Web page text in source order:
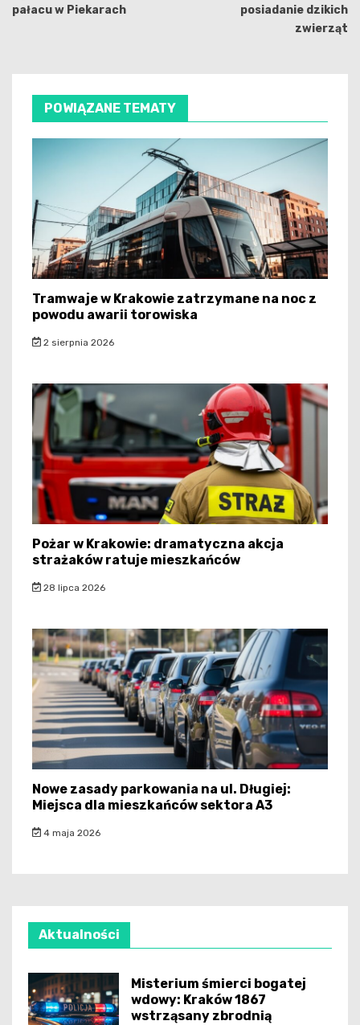
pałacu w Piekarach
posiadanie dzikich
zwierząt
POWIĄZANE TEMATY
Tramwaje w Krakowie zatrzymane na noc z
powodu awarii torowiska
2 sierpnia 2026
Pożar w Krakowie: dramatyczna akcja
strażaków ratuje mieszkańców
28 lipca 2026
Nowe zasady parkowania na ul. Długiej:
Miejsca dla mieszkańców sektora A3
4 maja 2026
Aktualności
Misterium śmierci bogatej
wdowy: Kraków 1867
wstrząsany zbrodnią